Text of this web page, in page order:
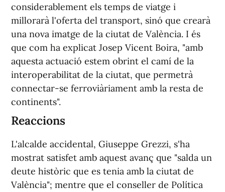
considerablement els temps de viatge i
millorarà l'oferta del transport, sinó que crearà
una nova imatge de la ciutat de València. I és
que com ha explicat Josep Vicent Boira, "amb
aquesta actuació estem obrint el camí de la
interoperabilitat de la ciutat, que permetrà
connectar-se ferroviàriament amb la resta de
continents".
Reaccions
L'alcalde accidental, Giuseppe Grezzi, s'ha
mostrat satisfet amb aquest avanç que "salda un
deute històric que es tenia amb la ciutat de
València"; mentre que el conseller de Política